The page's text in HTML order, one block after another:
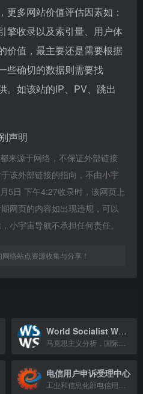
更多网站价值评估因素如：
擎收录以及索引量、用户体
价值，最主要还是需要根据
些确切的数据则需要找
。如该站的IP、PV、跳出
声明
来源于网络，不保证外部链接
该外部链接的指向，不由小宇
5日 下午4:27收录时，该网页上
网页的内容如出现违规，可以
小宇宙导航不承担任何责任。
络站点资源收集与分享！
World Socialist Web Site
电信用户申诉受理中心